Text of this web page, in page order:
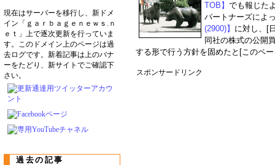
TOB】 でも報じた
パートナーズによ
(2900)】 に対し、[
同社の株式の公開
する形で行う方針を固めたと[このペ
スポンサードリンク
現在はサーバーを移行し、新ドメ
イン「ｇａｒｂａｇｅｎｅｗｓ.ｎ
ｅｔ」上で逐次更新を行っていま
す。このドメイン上のページは過
去ログです。新着記事は上のバナ
ーをたどり、新サイトでご確認下
さい。
過去の記事